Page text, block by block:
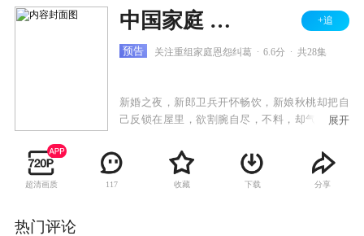
中国家庭 第二部 +追
预告 关注重组家庭恩怨纠葛 6.6分 共28集
新婚之夜，新郎卫兵开怀畅饮，新娘秋桃却把自
己反锁在屋里，欲割腕自尽，不料，却气死了卫
岩。也就在当晚，方岩之妻林紫淑因故被婆婆开
除，惊动了整个医院。林紫淑倍感有失脸面，大
骂婆婆金娣不过就是个副院长，居然拿媳妇开
展开
超清画质 117 收藏 下载 分享
热门评论